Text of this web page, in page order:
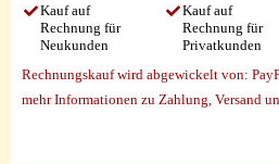
Kauf auf
Rechnung für
Neukunden
Kauf auf
Rechnung für
Privatkunden
Rechnungskauf wird abgewickelt von:
mehr Informationen zu Zahlung, Versand